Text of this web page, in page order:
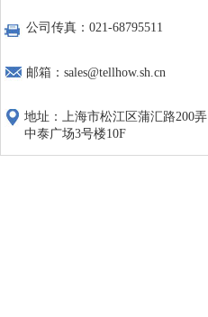
公司传真：021-68795511
邮箱：sales@tellhow.sh.cn
地址：上海市松江区蒲汇路200弄
中泰广场3号楼10F